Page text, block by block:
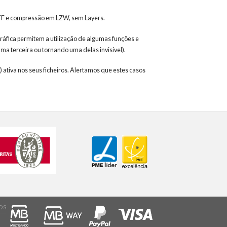
e compressão em LZW, sem Layers.
permitem a utilização de algumas funções e
terceira ou tornando uma delas invisível).
nos seus ficheiros. Alertamos que estes casos